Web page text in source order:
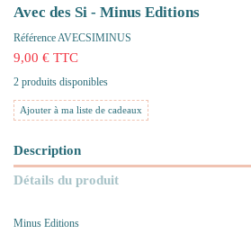
Avec des Si - Minus Editions
RéférenceAVECSIMINUS
9,00 € TTC
2 produits disponibles
Ajouter à ma liste de cadeaux
Description
Détails du produit
Minus Editions